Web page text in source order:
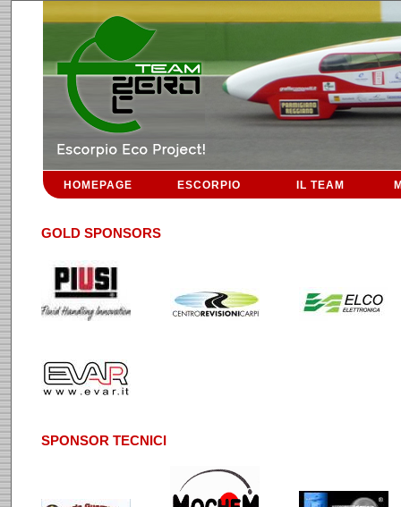
HOMEPAGE ESCORPIO IL TEAM
GOLD SPONSORS
SPONSOR TECNICI